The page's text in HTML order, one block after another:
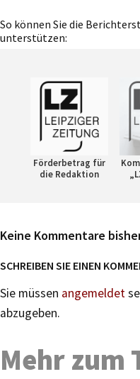
So können Sie die
unterstützen:
Förderbetrag für
die Redaktion
Keine Kommentare
SCHREIBEN SIE EINEN
Sie müssen angemeldet
abzugeben.
Mehr zum